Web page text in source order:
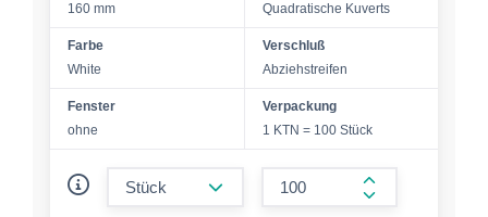
160 mm
Quadratische Kuverts
Farbe
White
Verschluß
Abziehstreifen
Fenster
ohne
Verpackung
1 KTN = 100 Stück
form.increase-